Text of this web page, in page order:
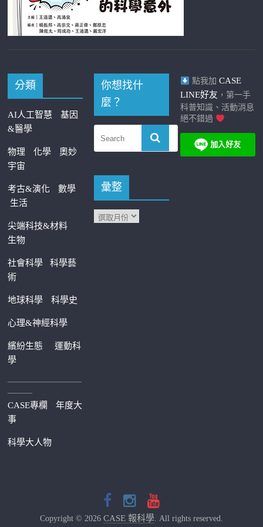
分類
AI人工智慧
基因
&醫學
物理 化學
奧妙
宇宙
考古&演化
數學
生活
尖端科技&材料
生物
社會科學科學藝
術
地球科學 科學史
心理&神經科學
繽紛生態運動科
學
—————————
———
CASE專欄
年度大
事
科學大人物
你想找什
麼？
彙整
點我加 CASE
LINE好友 ，第一手
科普知識、活動消息
絕不錯過
Copyright © 2026 CASE 報科學. All rights reserved.